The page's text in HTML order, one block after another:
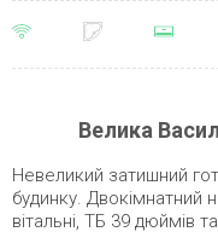
Велика
Невеликий затишний
будинку.
вітальні, ТБ 39 дюймів